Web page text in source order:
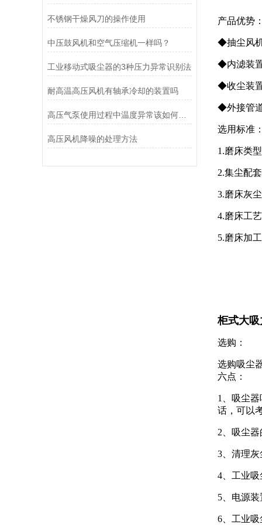
不锈钢干燥风刀的操作使用
中压鼓风机和空气压缩机一样吗？
工业移动式吸尘器的3种压力异常识别法
耐高温高压风机有轴承冷却的装置吗
高压气泵使用过程中温度异常该如何应对
高压风机降噪的处理方法
产品优势
◆抽尘风
◆内滤装
◆收尘装
◆外接管
选用标准
1.磨床类
2.集尘配
3.磨床灰
4.磨床工
5.磨床加
柜式大
选购：
选购吸尘
六点：
1、吸尘
话，可以
2、吸尘
3、清理
4、工业
5、电源
6、工业